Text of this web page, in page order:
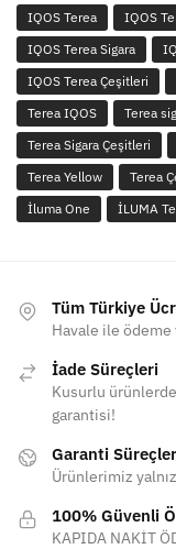
IQOS Terea
IQOS
IQOS Terea Sigara
IQOS Terea Çeşitleri
Terea IQOS
Terea
Terea Sigara Çeşitleri
Terea Yellow
Terea
İluma One
İLUMA
Tüm Türkiye
Havale ile ödeme
İade Süreçleri
Kusurlu
garantisi!
Garanti
Ürünlerimiz
100% Güvenli
KAPIDA NAKİT